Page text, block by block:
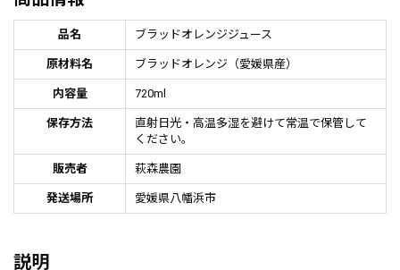
品名 ブラッドオレンジジュース
原材料名 ブラッドオレンジ（愛媛県産）
内容量 720ml
保存方法
直射日光・高温多湿を避けて常温で保管して
ください。
販売者 萩森農園
発送場所 愛媛県八幡浜市
説明